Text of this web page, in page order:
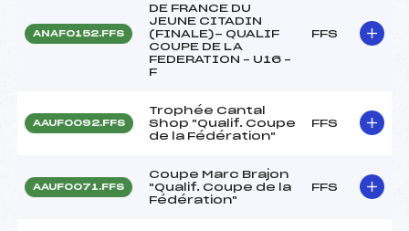
ANAF0152.FFS
DE FRANCE DU
JEUNE CITADIN
(FINALE)- QUALIF
COUPE DE LA
FEDERATION – U16 –
F
FFS
AAUF0092.FFS
Trophée Cantal
Shop "Qualif. Coupe
de la Fédération"
FFS
AAUF0071.FFS
Coupe Marc Brajon
"Qualif. Coupe de la
Fédération"
FFS